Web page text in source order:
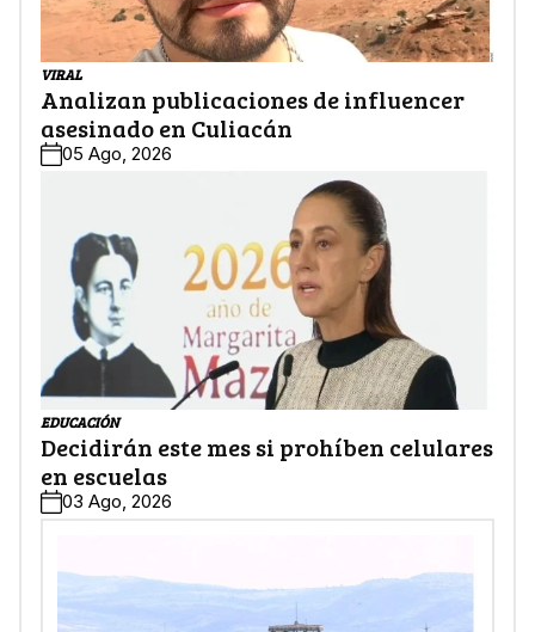
VIRAL
Analizan publicaciones de influencer
asesinado en Culiacán
05 Ago, 2026
EDUCACIÓN
Decidirán este mes si prohíben celulares
en escuelas
03 Ago, 2026